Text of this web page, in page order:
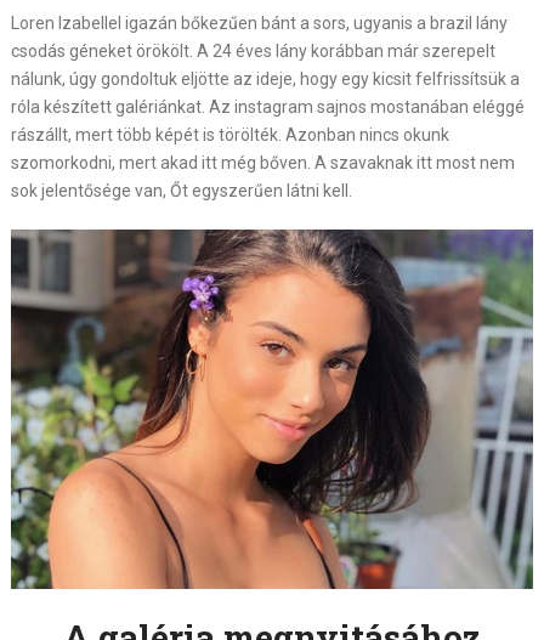
Loren Izabellel igazán bőkezűen bánt a sors, ugyanis a brazil lány
csodás géneket örökölt. A 24 éves lány korábban már szerepelt
nálunk, úgy gondoltuk eljötte az ideje, hogy egy kicsit felfrissítsük a
róla készített galériánkat. Az instagram sajnos mostanában eléggé
rászállt, mert több képét is törölték. Azonban nincs okunk
szomorkodni, mert akad itt még bőven. A szavaknak itt most nem
sok jelentősége van, Őt egyszerűen látni kell.